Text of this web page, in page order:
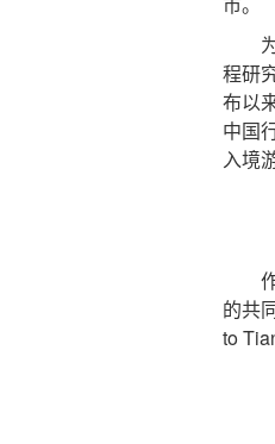
为
程研
布以
中国
入境
作
的共
to